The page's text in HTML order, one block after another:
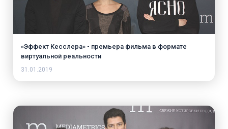
«Эффект Кесслера» - премьера фильма в формате
виртуальной реальности
31.01.2019